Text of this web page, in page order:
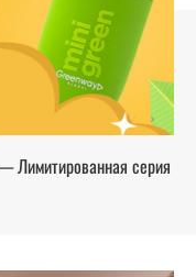
Лимитированная серия